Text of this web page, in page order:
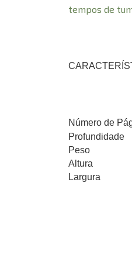
tempos de
Número de
Profundidade
Peso
Altura
Largura